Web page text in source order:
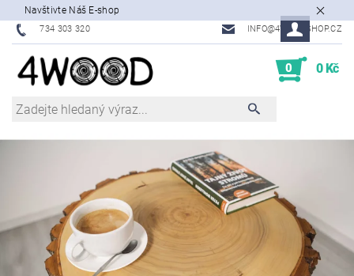
Navštivte Náš E-shop
734 303 320 INFO@4WOODSHOP.CZ
0 0 Kč